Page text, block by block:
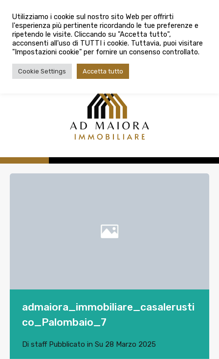
080 3759025
Città
Tipologia contratto
Tipologia contratto
admaiora_immobiliare_casalerusti
co_Palombaio_7
Di staffPubblicato in Su 28 Marzo 2025
Utilizziamo i cookie sul nostro sito Web per offrirti
l'esperienza più pertinente ricordando le tue preferenze e
ripetendo le visite. Cliccando su "Accetta tutto",
acconsenti all'uso di TUTTI i cookie. Tuttavia, puoi visitare
"Impostazioni cookie" per fornire un consenso controllato.
Cookie Settings Accetta tutto